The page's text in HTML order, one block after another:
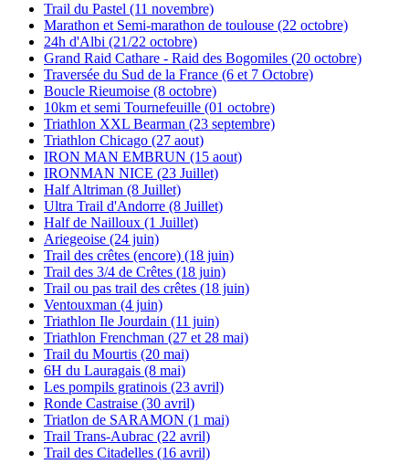
Trail du Pastel (11 novembre)
Marathon et Semi-marathon de toulouse (22 octobre)
24h d'Albi (21/22 octobre)
Grand Raid Cathare - Raid des Bogomiles (20 octobre)
Traversée du Sud de la France (6 et 7 Octobre)
Boucle Rieumoise (8 octobre)
10km et semi Tournefeuille (01 octobre)
Triathlon XXL Bearman (23 septembre)
Triathlon Chicago (27 aout)
IRON MAN EMBRUN (15 aout)
IRONMAN NICE (23 Juillet)
Half Altriman (8 Juillet)
Ultra Trail d'Andorre (8 Juillet)
Half de Nailloux (1 Juillet)
Ariegeoise (24 juin)
Trail des crêtes (encore) (18 juin)
Trail des 3/4 de Crêtes (18 juin)
Trail ou pas trail des crêtes (18 juin)
Ventouxman (4 juin)
Triathlon Ile Jourdain (11 juin)
Triathlon Frenchman (27 et 28 mai)
Trail du Mourtis (20 mai)
6H du Lauragais (8 mai)
Les pompils gratinois (23 avril)
Ronde Castraise (30 avril)
Triatlon de SARAMON (1 mai)
Trail Trans-Aubrac (22 avril)
Trail des Citadelles (16 avril)